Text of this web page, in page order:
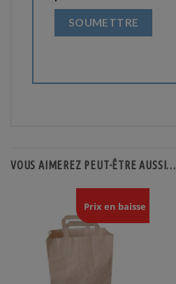
VOUS AIMEREZ PEUT-ÊTRE AUSSI…
Prix en baisse